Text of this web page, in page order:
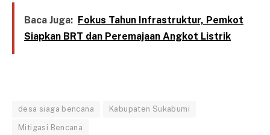
Baca Juga: Fokus Tahun Infrastruktur, Pemkot
Siapkan BRT dan Peremajaan Angkot Listrik
desa siaga bencana Kabupaten Sukabumi
Mitigasi Bencana